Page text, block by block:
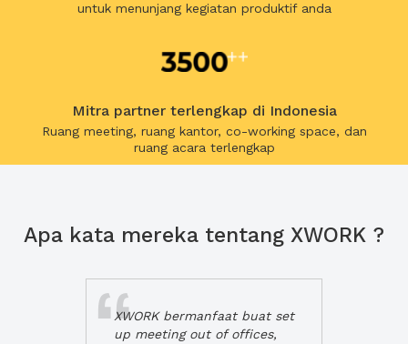
untuk menunjang kegiatan produktif anda
Mitra partner terlengkap di Indonesia
Ruang meeting, ruang kantor, co-working space, dan
ruang acara terlengkap
Apa kata mereka tentang XWORK ?
XWORK bermanfaat buat set
up meeting out of offices,